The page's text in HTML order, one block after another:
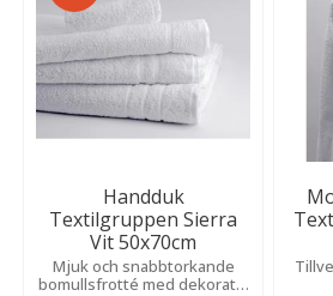
Handduk
Textilgruppen Sierra
Vit 50x70cm
Mjuk och snabbtorkande
bomullsfrotté med dekorativ